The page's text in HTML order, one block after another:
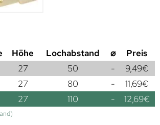
Höhe Lochabstand ⌀
Preis
27 50 - 9,49€
27 80 - 11,69€
27 110 - 12,69€